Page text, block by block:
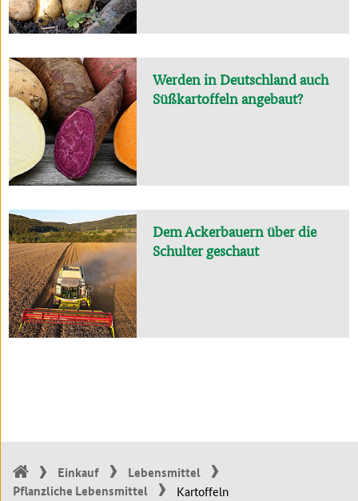
Werden in Deutschland auch
Süßkartoffeln angebaut?
Dem Ackerbauern über die
Schulter geschaut
Einkauf
Lebensmittel
Pflanzliche Lebensmittel
Kartoffeln